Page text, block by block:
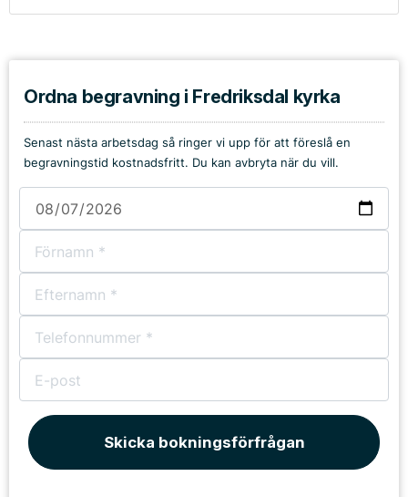
Ordna begravning i Fredriksdal kyrka
Senast nästa arbetsdag så ringer vi upp för att föreslå en
begravningstid kostnadsfritt. Du kan avbryta när du vill.
Skicka bokningsförfrågan